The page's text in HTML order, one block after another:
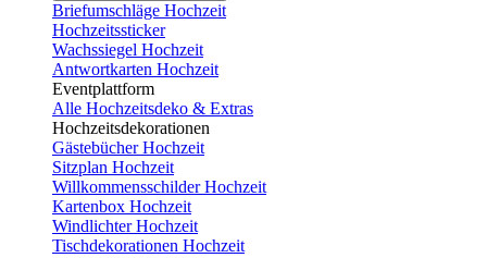
Briefumschläge Hochzeit
Hochzeitssticker
Wachssiegel Hochzeit
Antwortkarten Hochzeit
Eventplattform
Alle Hochzeitsdeko & Extras
Hochzeitsdekorationen
Gästebücher Hochzeit
Sitzplan Hochzeit
Willkommensschilder Hochzeit
Kartenbox Hochzeit
Windlichter Hochzeit
Tischdekorationen Hochzeit